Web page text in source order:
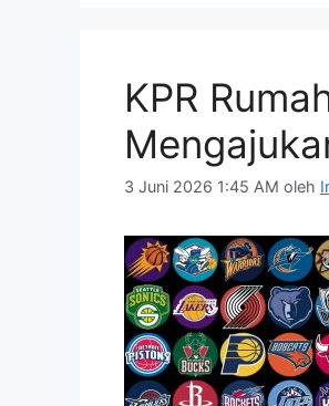
KPR
3 Juni 2026 1:45 AM oleh